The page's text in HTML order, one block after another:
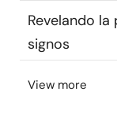
Sobre nosotros
nosotros
© Copyright
Revelando
signos
View more